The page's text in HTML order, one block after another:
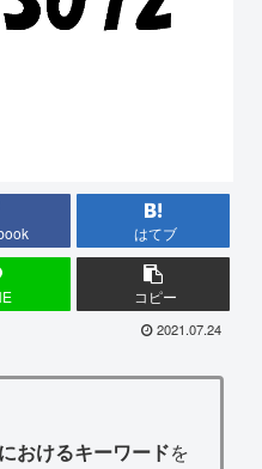
はてブ
コピー
2021.07.24
おけるキーワードを